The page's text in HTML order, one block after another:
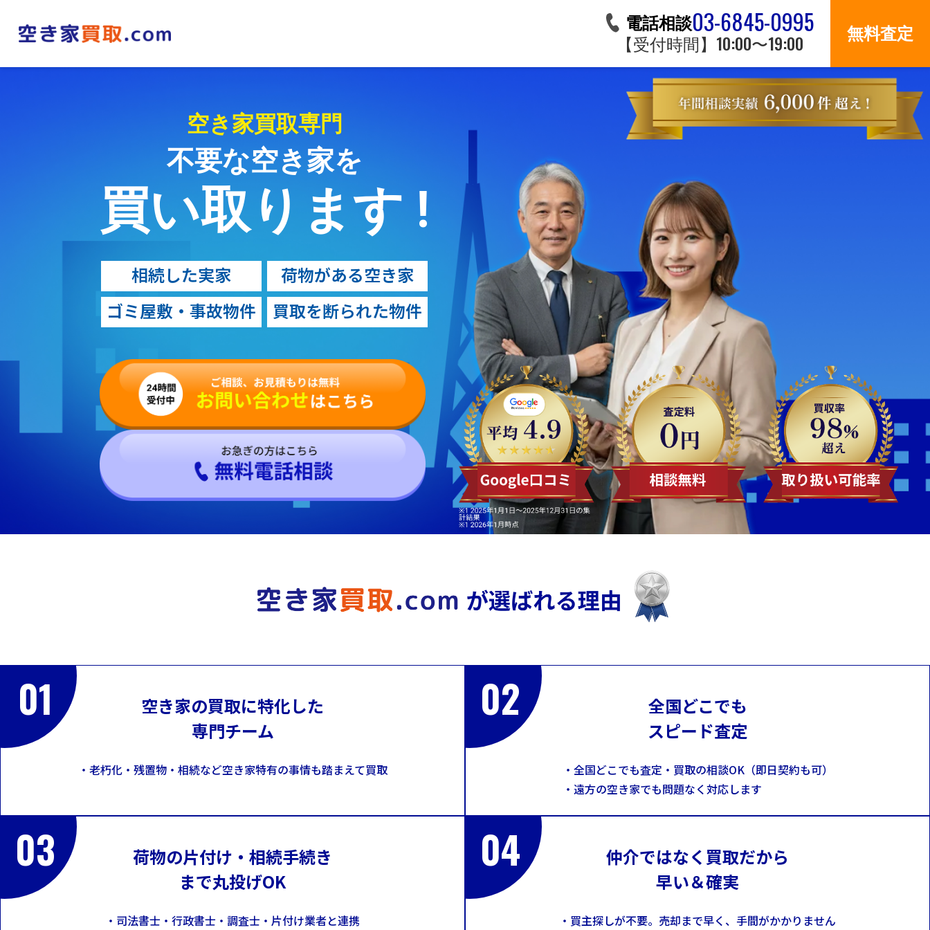
電話相談03-6845-0995
【受付時間】10:00〜19:00 無料査定
相続した実家
荷物がある空き家
ゴミ屋敷・事故物件
買取を断られた物件
空き家買取専門
不要な空き家を
買い取ります !
01
空き家の買取に特化した
専門チーム
・老朽化・残置物・相続など空き家特有の事情も踏まえて買取
02
全国どこでも
スピード査定
・全国どこでも査定・買取の相談OK（即日契約も可）
・遠方の空き家でも問題なく対応します
03
荷物の片付け・相続手続き
まで丸投げOK
・司法書士・行政書士・調査士・片付け業者と連携
04
仲介ではなく買取だから
早い＆確実
・買主探しが不要。売却まで早く、手間がかかりません